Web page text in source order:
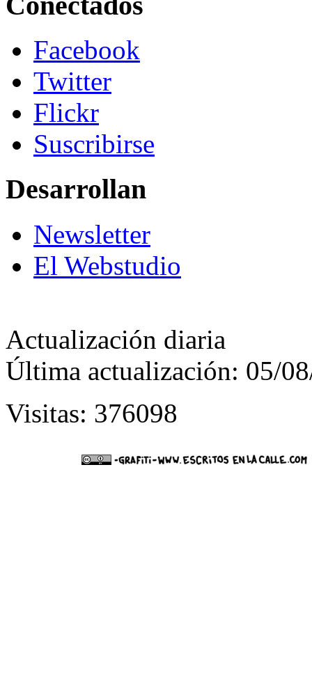
Facebook
Twitter
Flickr
Suscribirse
Desarrollan
Newsletter
El Webstudio
Actualización diaria
Última actualización: 05/
Visitas: 376098